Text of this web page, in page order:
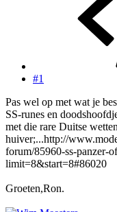
#1
Pas wel op met wat je
SS-runes en
met die rare Duitse
huiver;...http://
forum/85960-ss-panzer-
limit=8&start=8#86020
Groeten,Ron.